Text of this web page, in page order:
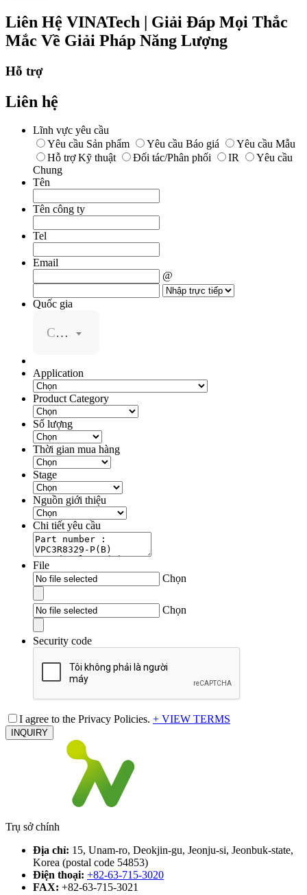
Liên Hệ VINATech | Giải Đáp Mọi Thắc
Mắc Về Giải Pháp Năng Lượng
Hỗ trợ
Liên hệ
Lĩnh vực yêu cầu
Yêu cầu Sản phẩm
Yêu cầu Báo giá
Yêu cầu Mẫu
Hỗ trợ Kỹ thuật
Đối tác/Phân phối IR
Yêu cầu
Chung
Tên
Tên công ty
Tel
Email
@
Quốc gia
Chọn
Application
Product Category
Số lượng
Thời gian mua hàng
Stage
Nguồn giới thiệu
Chi tiết yêu cầu
File
Chọn
Chọn
Security code
I agree to the Privacy Policies. + VIEW TERMS
INQUIRY
Trụ sở chính
Địa chỉ: 15, Unam-ro, Deokjin-gu, Jeonju-si, Jeonbuk-state,
Korea (postal code 54853)
Điện thoại: +82-63-715-3020
FAX: +82-63-715-3021